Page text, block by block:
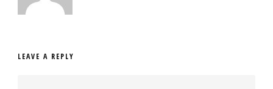
LEAVE A REPLY